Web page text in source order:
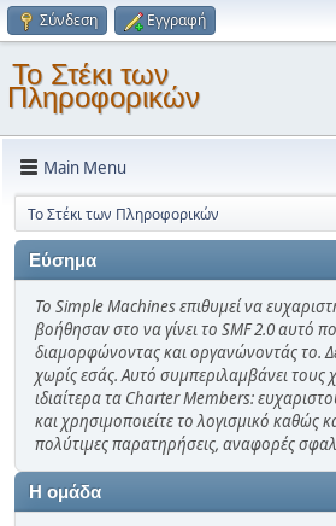
Σύνδεση Εγγραφή
Το Στέκι των
Πληροφορικών
Main Menu
Το Στέκι των Πληροφορικών
Εύσημα
Το Simple Machines επιθυμεί να
βοήθησαν στο να γίνει το SMF 2.0 αυτό
διαμορφώνοντας και οργανώνοντάς το.
χωρίς εσάς. Αυτό συμπεριλαμβάνει τους
ιδιαίτερα τα Charter Members:
και χρησιμοποιείτε το λογισμικό καθώς
πολύτιμες παρατηρήσεις, αναφορές
Η ομάδα